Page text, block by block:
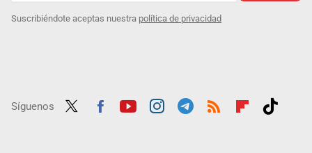
Suscribiéndote aceptas nuestra política de privacidad
Síguenos